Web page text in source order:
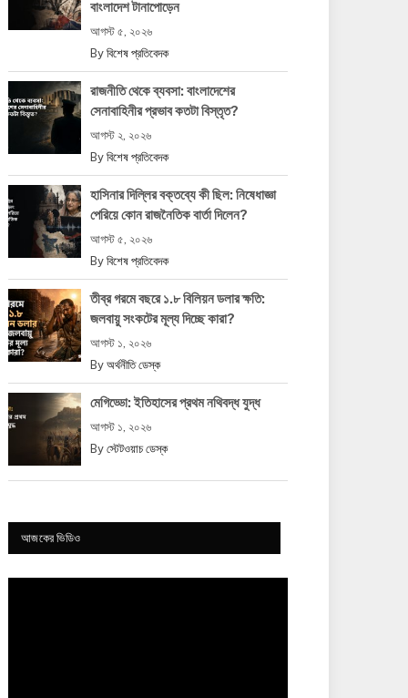
বাংলাদেশ টানাপোড়েন
আগস্ট ৫, ২০২৬
By বিশেষ প্রতিবেদক
রাজনীতি থেকে ব্যবসা: বাংলাদেশের
সেনাবাহিনীর প্রভাব কতটা বিস্তৃত?
আগস্ট ২, ২০২৬
By বিশেষ প্রতিবেদক
হাসিনার দিল্লির বক্তব্যে কী ছিল: নিষেধাজ্ঞা
পেরিয়ে কোন রাজনৈতিক বার্তা দিলেন?
আগস্ট ৫, ২০২৬
By বিশেষ প্রতিবেদক
তীব্র গরমে বছরে ১.৮ বিলিয়ন ডলার ক্ষতি:
জলবায়ু সংকটের মূল্য দিচ্ছে কারা?
আগস্ট ১, ২০২৬
By অর্থনীতি ডেস্ক
মেগিড্ডো: ইতিহাসের প্রথম নথিবদ্ধ যুদ্ধ
আগস্ট ১, ২০২৬
By স্টেটওয়াচ ডেস্ক
আজকের ভিডিও